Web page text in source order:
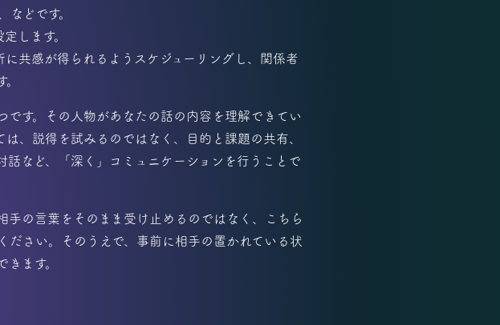
どです。
します。
共感が得られるようスケジューリングし、関係者
す。その人物があなたの話の内容を理解できてい
、説得を試みるのではなく、目的と課題の共有、
など、「深く」コミュニケーションを行うことで
の言葉をそのまま受け止めるのではなく、こちら
ださい。そのうえで、事前に相手の置かれている状
ます。